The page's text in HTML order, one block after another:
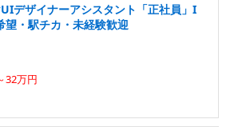
UIデザイナーアシスタント「正社員」I
望・駅チカ・未経験歓迎
32万円